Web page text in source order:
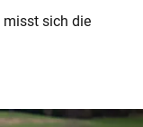
misst sich die